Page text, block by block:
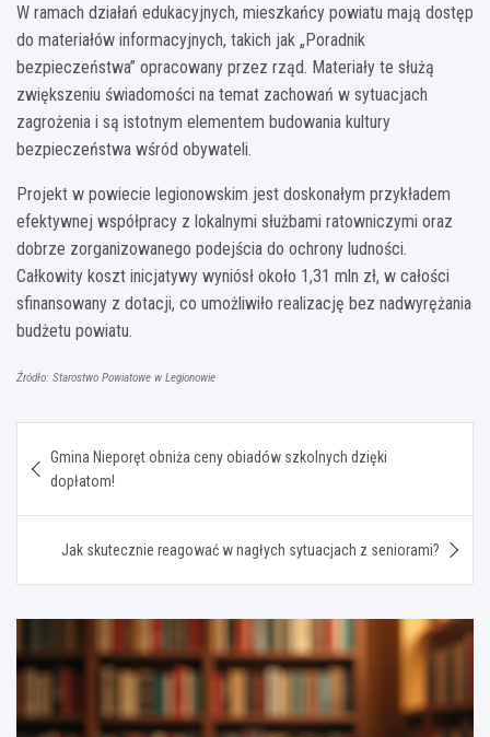
W ramach działań edukacyjnych, mieszkańcy powiatu mają dostęp
do materiałów informacyjnych, takich jak „Poradnik
bezpieczeństwa” opracowany przez rząd. Materiały te służą
zwiększeniu świadomości na temat zachowań w sytuacjach
zagrożenia i są istotnym elementem budowania kultury
bezpieczeństwa wśród obywateli.
Projekt w powiecie legionowskim jest doskonałym przykładem
efektywnej współpracy z lokalnymi służbami ratowniczymi oraz
dobrze zorganizowanego podejścia do ochrony ludności.
Całkowity koszt inicjatywy wyniósł około 1,31 mln zł, w całości
sfinansowany z dotacji, co umożliwiło realizację bez nadwyrężania
budżetu powiatu.
Źródło: Starostwo Powiatowe w Legionowie
wpisu
Gmina Nieporęt obniża ceny obiadów szkolnych dzięki
dopłatom!
Jak skutecznie reagować w nagłych sytuacjach z seniorami?